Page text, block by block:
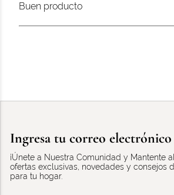
Buen producto
Ingresa tu correo
¡Únete a Nuestra Comunidad y Mantente
ofertas exclusivas, novedades y consejos
para tu hogar.